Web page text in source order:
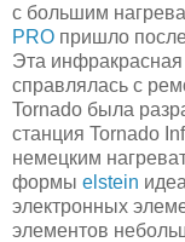
с большим
PRO пришло
Эта
справлялась с
Tornado была
станция Tornado
немецким
формы elstein
электронных
элементов